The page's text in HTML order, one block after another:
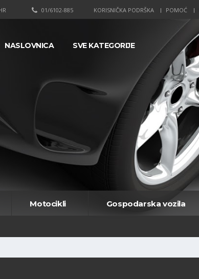
KORISNIČKA PODRŠKA POMOĆ
01/6102-885
NASLOVNICA SVE KATEGORIJE
Motocikli Gospodarska vozila